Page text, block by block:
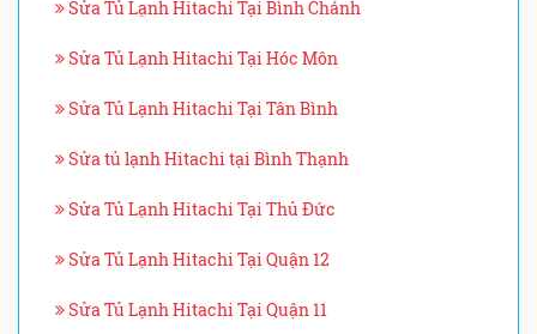
Sửa Tủ Lạnh Hitachi Tại Bình Chánh
Sửa Tủ Lạnh Hitachi Tại Hóc Môn
Sửa Tủ Lạnh Hitachi Tại Tân Bình
Sửa tủ lạnh Hitachi tại Bình Thạnh
Sửa Tủ Lạnh Hitachi Tại Thủ Đức
Sửa Tủ Lạnh Hitachi Tại Quận 12
Sửa Tủ Lạnh Hitachi Tại Quận 11